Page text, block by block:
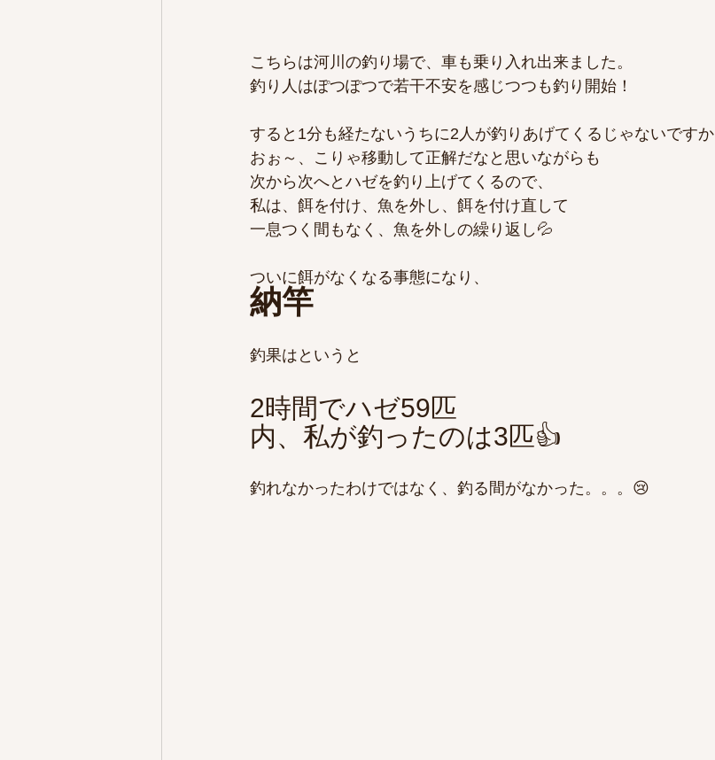
こちらは河川の釣り場で、車も乗り入れ出来ました。
釣り人はぽつぽつで若干不安を感じつつも釣り開始！
すると1分も経たないうちに2人が釣りあげてくるじゃないですか
おぉ～、こりゃ移動して正解だなと思いながらも
次から次へとハゼを釣り上げてくるので、
私は、餌を付け、魚を外し、餌を付け直して
一息つく間もなく、魚を外しの繰り返し💦
ついに餌がなくなる事態になり、
納竿
釣果はというと
2時間でハゼ59匹
内、私が釣ったのは3匹👍
釣れなかったわけではなく、釣る間がなかった。。。😢